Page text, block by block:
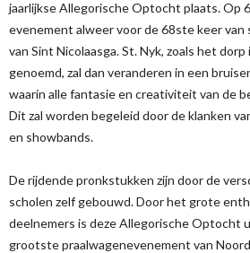
jaarlijkse Allegorische Optocht plaats. Op
evenement alweer voor de 68ste keer
van Sint Nicolaasga. St. Nyk, zoals het
genoemd, zal dan veranderen in een
waarin alle fantasie en creativiteit van de
Dit zal worden begeleid door de klanken
en showbands.
De rijdende pronkstukken zijn door de
scholen zelf gebouwd. Door het grote
deelnemers is deze Allegorische Optocht
grootste praalwagenevenement van